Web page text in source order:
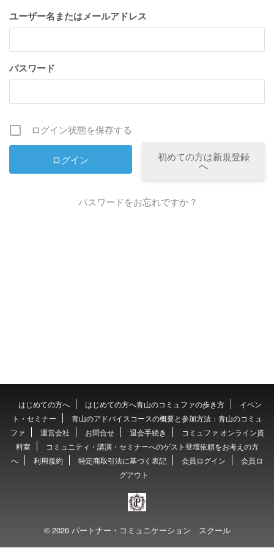
ユーザー名またはメールアドレス
パスワード
ログイン状態を保存する
初めての方は新規登録
へ
パスワードをお忘れですか ?
はじめての方へ はじめての方へ青山のコミュファの歩き方
イベン
ト・セミナー
青山のアドバイスコースの概要と参加方法：青山のコミュ
ファ
運営会社 お問合せ 退会手続き
コミュファ オンライン資
料室
コミュニティ・講演・セミナーへのゲスト登壇依頼をお考えの方
へ
利用規約 特定商取引法に基づく表記 会員ログイン
会員ロ
グアウト
© 2026 パートナー・コミュニケーション スクール